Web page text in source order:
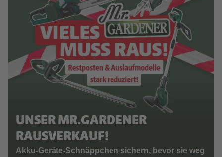
UNSER MR.GARDENER
RAUSVERKAUF!
Akku-Geräte-Schnäppchen sichern, bevor sie weg